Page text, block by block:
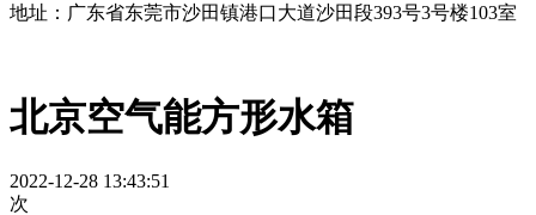
地址： 广东省东莞市沙田镇港口大道沙田段393号3号楼103室
北京空气能方形水箱
2022-12-28 13:43:51
次